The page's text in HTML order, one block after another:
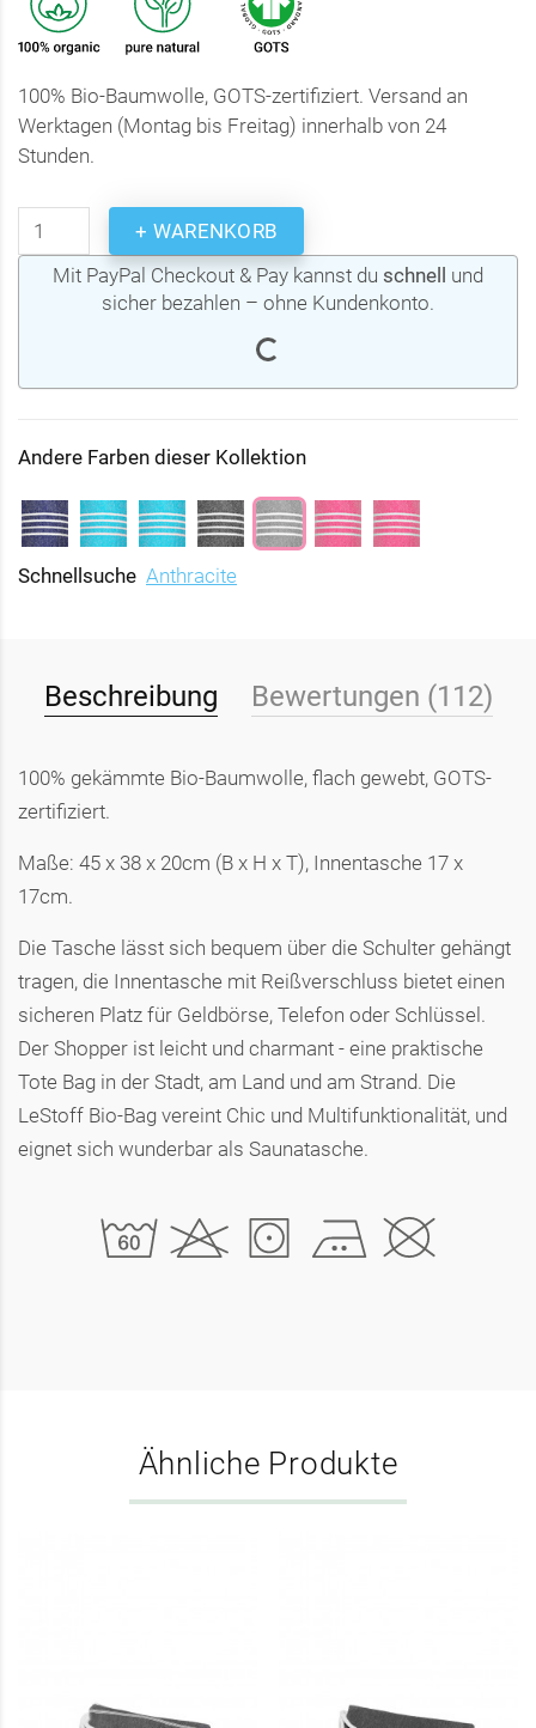
100% Bio-Baumwolle, GOTS-zertifiziert. Versand an
Werktagen (Montag bis Freitag) innerhalb von 24
Stunden.
+ WARENKORB
Mit PayPal Checkout & Pay kannst du schnell und
sicher bezahlen – ohne Kundenkonto.
Andere Farben dieser Kollektion
Schnellsuche Anthracite
Beschreibung Bewertungen (112)
100% gekämmte Bio-Baumwolle, flach gewebt, GOTS-
zertifiziert.
Maße: 45 x 38 x 20cm (B x H x T), Innentasche 17 x
17cm.
Die Tasche lässt sich bequem über die Schulter gehängt
tragen, die Innentasche mit Reißverschluss bietet einen
sicheren Platz für Geldbörse, Telefon oder Schlüssel.
Der Shopper ist leicht und charmant - eine praktische
Tote Bag in der Stadt, am Land und am Strand. Die
LeStoff Bio-Bag vereint Chic und Multifunktionalität, und
eignet sich wunderbar als Saunatasche.
Ähnliche Produkte